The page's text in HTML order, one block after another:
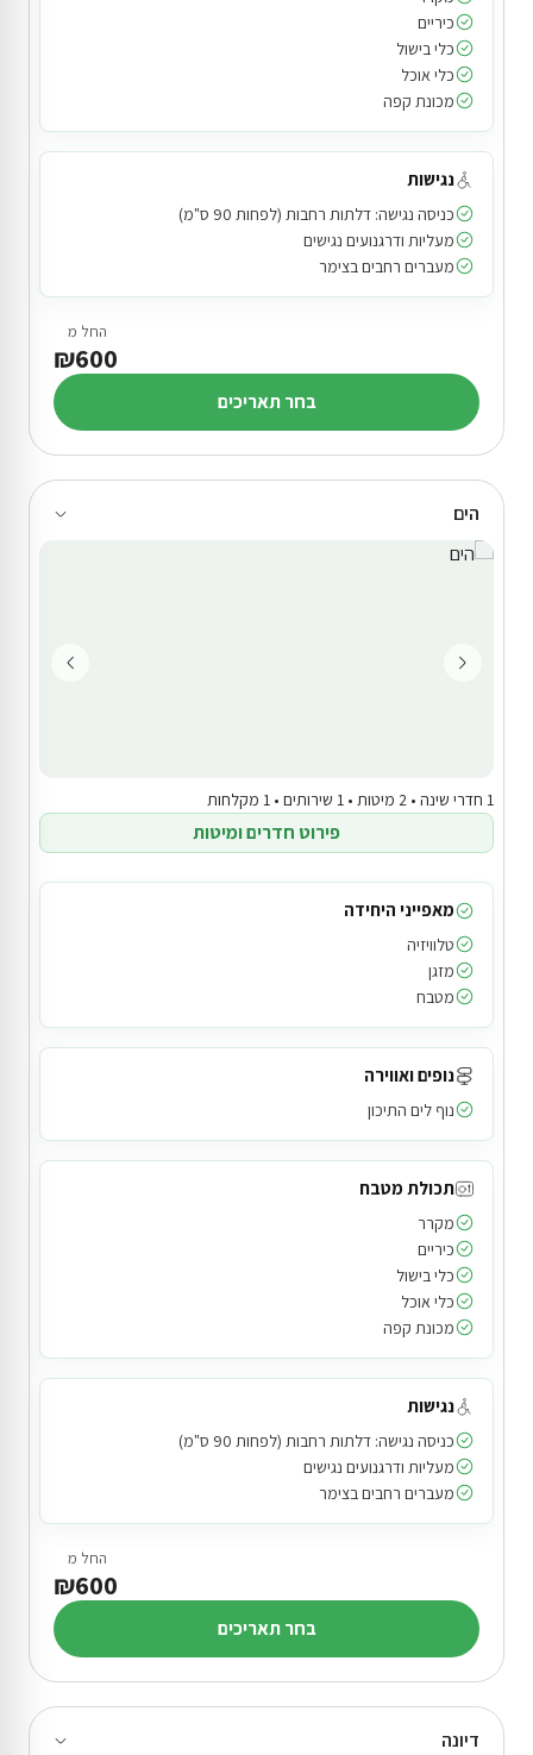
כיריים
כלי בישול
כלי אוכל
מכונת קפה
נגישות
כניסה נגישה: דלתות רחבות (לפחות 90 ס"מ)
מעליות ודרגנועים נגישים
מעברים רחבים בצימר
החל מ
₪600
בחר תאריכים
הים
1 חדרי שינה • 2 מיטות • 1 שירותים • 1 מקלחות
פירוט חדרים ומיטות
מאפייני היחידה
טלוויזיה
מזגן
מטבח
נופים ואווירה
נוף לים התיכון
תכולת מטבח
מקרר
כיריים
כלי בישול
כלי אוכל
מכונת קפה
נגישות
כניסה נגישה: דלתות רחבות (לפחות 90 ס"מ)
מעליות ודרגנועים נגישים
מעברים רחבים בצימר
החל מ
₪600
בחר תאריכים
דיונה